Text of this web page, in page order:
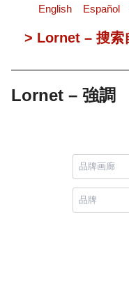
English Español
> Lornet – 搜索
Lornet – 強調